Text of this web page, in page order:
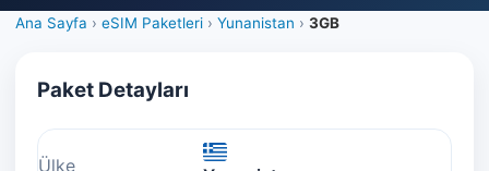
Ana Sayfa › eSIM Paketleri › Yunanistan › 3GB
Paket Detayları
Ülke